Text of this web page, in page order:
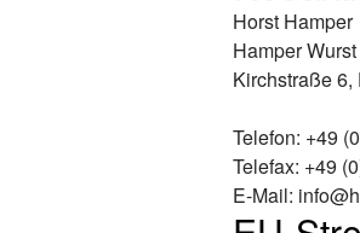
Horst Hamper
Hamper
Kirchstraße
Telefon: +49
Telefax: +49
E-Mail: